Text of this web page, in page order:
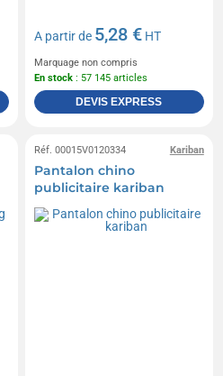
A partir de 5,28 € HT
Marquage non compris
En stock : 57 145 articles
DEVIS EXPRESS
Kariban
Réf. 00015V0120334
Pantalon chino
publicitaire kariban